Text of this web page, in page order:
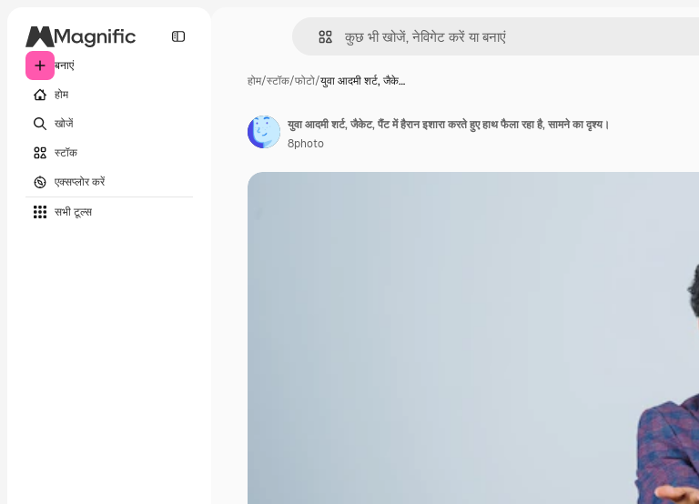
बनाएं
होम
खोजें
स्टॉक
एक्सप्लोर करें
सभी टूल्‍स
होम/स्टॉक/फोटो/युवा आदमी शर्ट, जैके…
युवा आदमी शर्ट, जैकेट, पैंट में हैरान इशारा करते हुए हाथ फैला रहा है, सामने का दृश्य।
8photo